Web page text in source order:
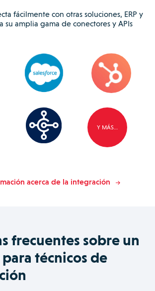
fácilmente con otras soluciones, ERP y
su amplia gama de conectores y APIs
Y MÁS…
acerca de la integración
frecuentes sobre un
técnicos de